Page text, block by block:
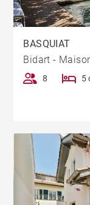
BASQUIAT
Bidart -
8 5